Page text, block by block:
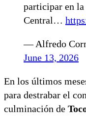
participar en
Central…
— Alfredo
June 13, 2026
En los últimos
para destrabar el
culminación de